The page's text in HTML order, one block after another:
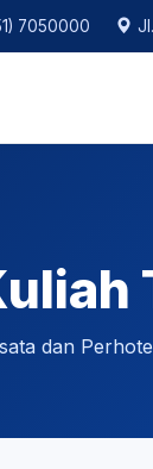
7050000
dan